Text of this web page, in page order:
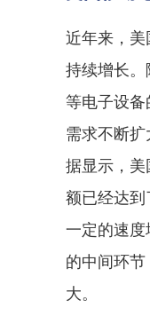
近年来，
持续增长
等电子设
需求不断
据显示，美
额已经达到
一定的速
的中间环
大。